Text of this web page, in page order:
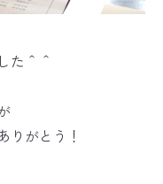
た＾＾
りがとう！